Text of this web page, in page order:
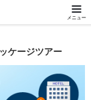
メニュー
ケージツアー